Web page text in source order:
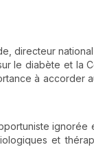
directeur
le diabète et la
à accorder
ignorée
et